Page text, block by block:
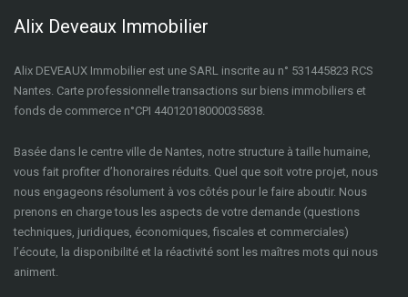
Alix Deveaux Immobilier
Alix DEVEAUX Immobilier est une SARL inscrite au n° 531445823 RCS
Nantes. Carte professionnelle transactions sur biens immobiliers et
fonds de commerce n°CPI 44012018000035838.
Basée dans le centre ville de Nantes, notre structure à taille humaine,
vous fait profiter d’honoraires réduits. Quel que soit votre projet, nous
nous engageons résolument à vos côtés pour le faire aboutir. Nous
prenons en charge tous les aspects de votre demande (questions
techniques, juridiques, économiques, fiscales et commerciales)
l’écoute, la disponibilité et la réactivité sont les maîtres mots qui nous
animent.